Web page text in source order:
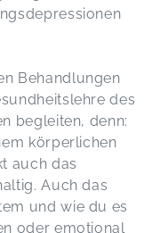
Behandlungen
des
begleiten, denn:
körperlichen
auch das
Auch das
und wie du es
oder emotional